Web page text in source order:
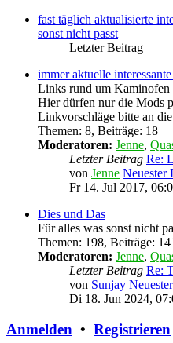
fast täglich aktualisierte
sonst nicht passt
Letzter Beitrag
immer aktuelle
Links rund um Kaminofen
Hier dürfen nur die Mods
Linkvorschläge bitte an
Themen: 8, Beiträge: 18
Moderatoren: Jenne,
Letzter Beitrag Re:
von Jenne Neuester
Fr 14. Jul 2017,
Dies und Das
Für alles was sonst nicht
Themen: 198, Beiträge:
Moderatoren: Jenne,
Letzter Beitrag Re:
von Sunjay
Di 18. Jun 2024,
Anmelden • Registrieren